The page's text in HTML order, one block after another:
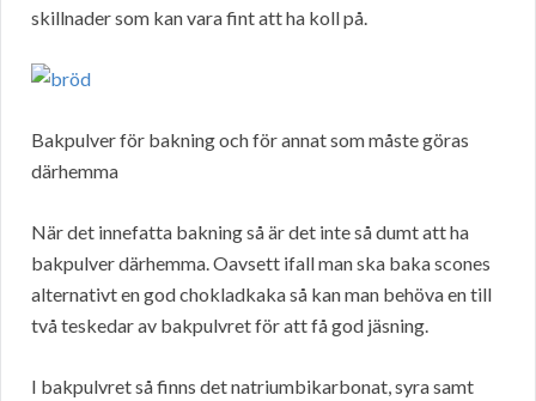
skillnader som kan vara fint att ha koll på.
Bakpulver för bakning och för annat som måste göras
därhemma
När det innefatta bakning så är det inte så dumt att ha
bakpulver därhemma. Oavsett ifall man ska baka scones
alternativt en god chokladkaka så kan man behöva en till
två teskedar av bakpulvret för att få god jäsning.
I bakpulvret så finns det natriumbikarbonat, syra samt